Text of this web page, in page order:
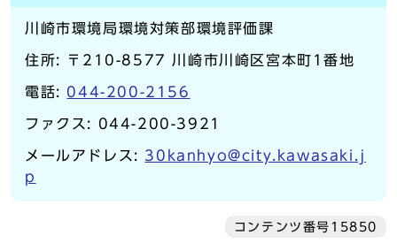
川崎市環境局環境対策部環境評価課
住所: 〒210-8577 川崎市川崎区宮本町1番地
電話: 044-200-2156
ファクス: 044-200-3921
メールアドレス: 30kanhyo@city.kawasaki.j
p
コンテンツ番号15850